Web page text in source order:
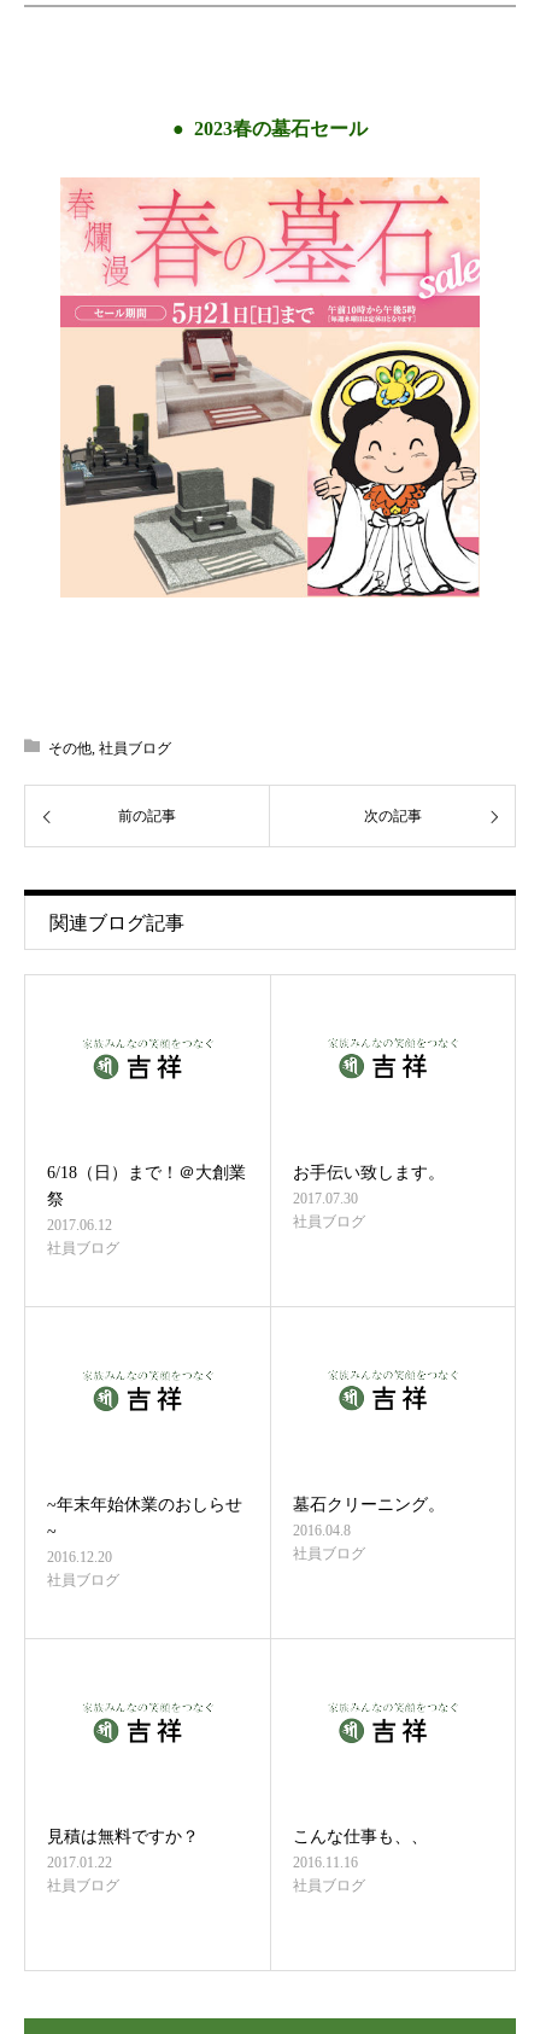
2023春の墓石セール
その他 社員ブログ
前の記事 次の記事
関連ブログ記事
6/18（日）まで！＠大創業
祭
2017.06.12
社員ブログ
お手伝い致します。
2017.07.30
社員ブログ
~年末年始休業のおしらせ
~
2016.12.20
社員ブログ
墓石クリーニング。
2016.04.8
社員ブログ
見積は無料ですか？
2017.01.22
社員ブログ
こんな仕事も、、
2016.11.16
社員ブログ